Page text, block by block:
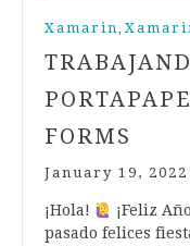
Xamarin
FORMS
January 19, 2022
¡Hola! ¡Feliz
pasado felices